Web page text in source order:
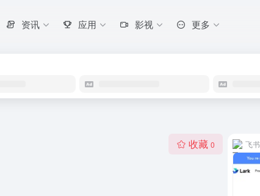
资讯 应用 影视 更多
收藏 0 飞书